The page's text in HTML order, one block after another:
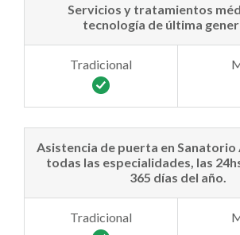
Servicios y tratamientos
tecnología de última
Asistencia de puerta en Sanatorio
todas las especialidades, las
365 días del año.